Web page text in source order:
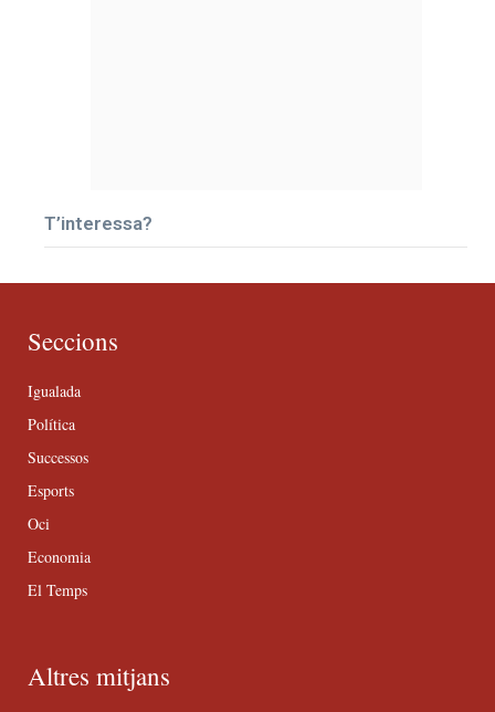
T’interessa?
Seccions
Igualada
Política
Successos
Esports
Oci
Economia
El Temps
Altres mitjans